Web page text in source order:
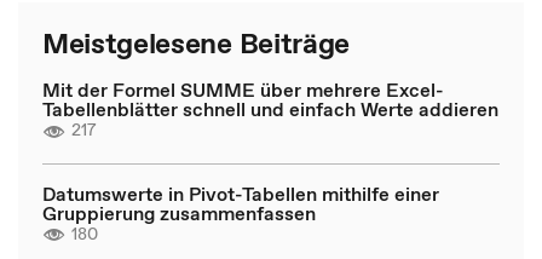
Meistgelesene Beiträge
Mit der Formel SUMME über mehrere Excel-
Tabellenblätter schnell und einfach Werte addieren
217
Datumswerte in Pivot-Tabellen mithilfe einer
Gruppierung zusammenfassen
180